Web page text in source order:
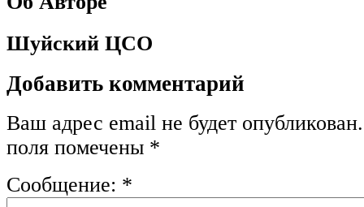
Шуйский ЦСО
Добавить комментарий
Ваш адрес email не будет опубликован.
поля помечены *
Сообщение: *